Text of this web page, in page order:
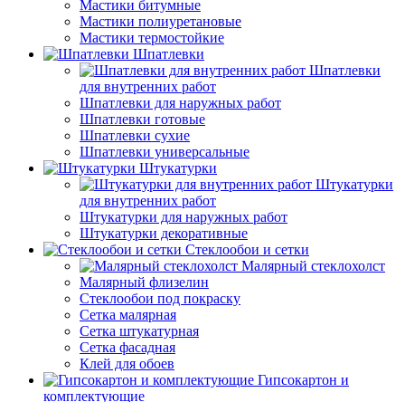
Мастики битумные
Мастики полиуретановые
Мастики термостойкие
Шпатлевки
Шпатлевки
для внутренних работ
Шпатлевки для наружных работ
Шпатлевки готовые
Шпатлевки сухие
Шпатлевки универсальные
Штукатурки
Штукатурки
для внутренних работ
Штукатурки для наружных работ
Штукатурки декоративные
Стеклообои и сетки
Малярный стеклохолст
Малярный флизелин
Стеклообои под покраску
Сетка малярная
Сетка штукатурная
Сетка фасадная
Клей для обоев
Гипсокартон и
комплектующие